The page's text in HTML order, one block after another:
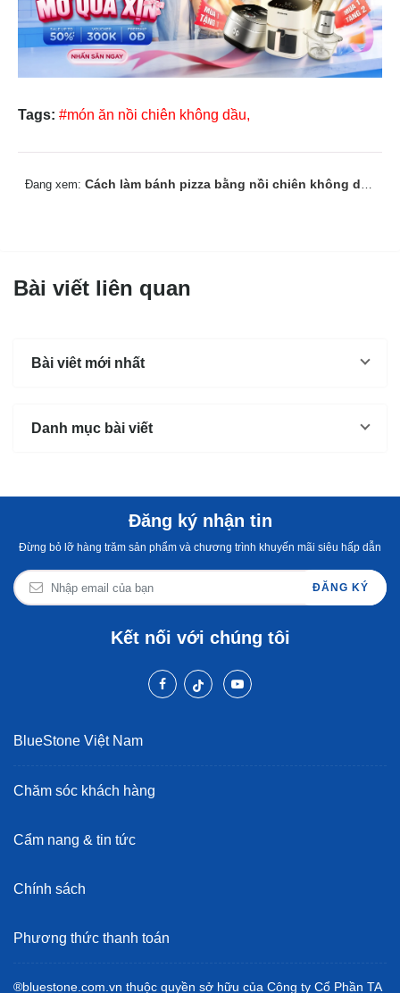
Tags: #món ăn nồi chiên không dầu,
Đang xem: Cách làm bánh pizza bằng nồi chiên không dầu ngon như tiệm
Bài viết liên quan
Bài viêt mới nhất
Danh mục bài viết
Đăng ký nhận tin
Đừng bỏ lỡ hàng trăm sản phẩm và chương trình khuyến mãi siêu hấp dẫn
ĐĂNG KÝ
Kết nối với chúng tôi
BlueStone Việt Nam
Chăm sóc khách hàng
Cẩm nang & tin tức
Chính sách
Phương thức thanh toán
®bluestone.com.vn thuộc quyền sở hữu của Công ty Cổ Phần TA